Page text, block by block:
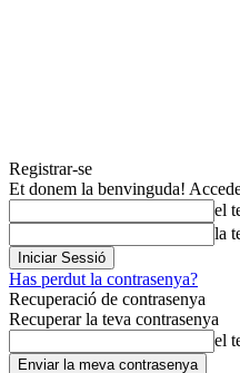
Registrar-se
Et donem la benvinguda!
el
la
Has perdut la contrasenya?
Recuperació de contrasenya
Recuperar la teva contrasenya
el